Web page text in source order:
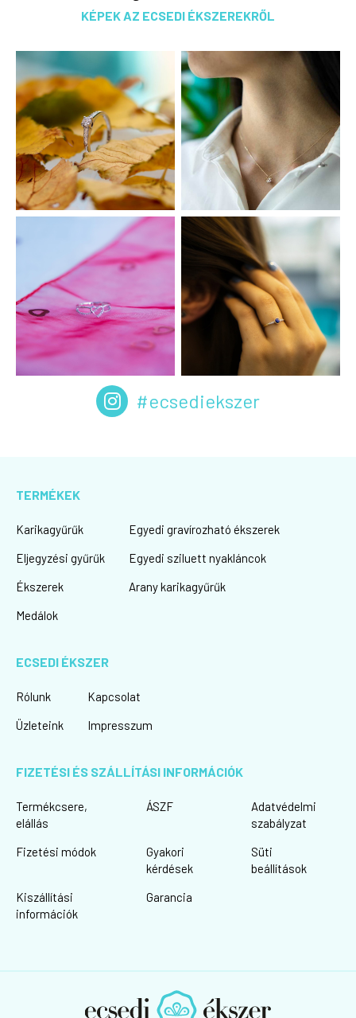
KÉPEK AZ ECSEDI ÉKSZEREKRŐL
#ecsediekszer
TERMÉKEK
Karikagyűrűk
Eljegyzési gyűrűk
Ékszerek
Medálok
Egyedi gravírozható ékszerek
Egyedi sziluett nyakláncok
Arany karikagyűrűk
ECSEDI ÉKSZER
Rólunk
Üzleteink
Kapcsolat
Impresszum
FIZETÉSI ÉS SZÁLLÍTÁSI INFORMÁCIÓK
Termékcsere,
elállás
Fizetési módok
Kiszállítási
információk
ÁSZF
Gyakori
kérdések
Garancia
Adatvédelmi
szabályzat
Süti
beállítások